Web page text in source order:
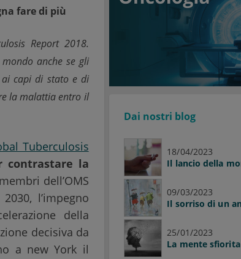
fare di più
Report 2018.
anche se gli
ai capi di stato e di
la malattia entro il
Tuberculosis
contrastare la
dell’OMS
l’impegno
della
decisiva da
a new York il
Dai nostri blog
18/04/2023
Il lancio della
09/03/2023
Il sorriso di un
25/01/2023
La mente sfiorita